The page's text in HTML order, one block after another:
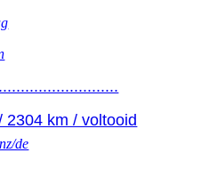
2304 km / voltooid
de